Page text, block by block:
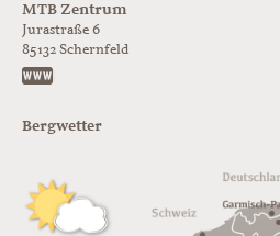
MTB Zentrum
Jurastraße 6
85132 Schernfeld
Bergwetter